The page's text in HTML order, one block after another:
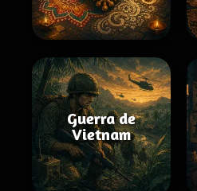
Guerra de
Vietnam